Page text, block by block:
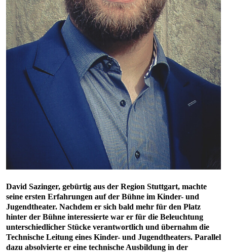
David Sazinger, gebürtig aus der Region Stuttgart, machte
seine ersten Erfahrungen auf der Bühne im Kinder- und
Jugendtheater. Nachdem er sich bald mehr für den Platz
hinter der Bühne interessierte war er für die Beleuchtung
unterschiedlicher Stücke verantwortlich und übernahm die
Technische Leitung eines Kinder- und Jugendtheaters. Parallel
dazu absolvierte er eine technische Ausbildung in der